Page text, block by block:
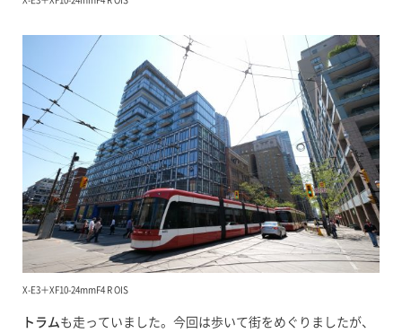
X-E3＋XF10-24mmF4 R OIS
トラムも走っていました。今回は歩いて街をめぐりましたが、